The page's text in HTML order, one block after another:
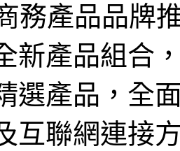
務產品品牌
新產品組合
選產品，全
互聯網連接